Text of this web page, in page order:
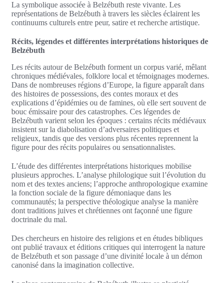
La symbolique associée à Belzébuth reste vivante. Les
représentations de Belzébuth à travers les siècles éclairent les
continuums culturels entre peur, satire et recherche artistique.
Récits, légendes et différentes interprétations historiques de
Belzébuth
Les récits autour de Belzébuth forment un corpus varié, mêlant
chroniques médiévales, folklore local et témoignages modernes.
Dans de nombreuses régions d’Europe, la figure apparaît dans
des histoires de possessions, des contes moraux et des
explications d’épidémies ou de famines, où elle sert souvent de
bouc émissaire pour des catastrophes. Ces légendes de
Belzébuth varient selon les époques : certains récits médiévaux
insistent sur la diabolisation d’adversaires politiques et
religieux, tandis que des versions plus récentes reprennent la
figure pour des récits populaires ou sensationnalistes.
L’étude des différentes interprétations historiques mobilise
plusieurs approches. L’analyse philologique suit l’évolution du
nom et des textes anciens; l’approche anthropologique examine
la fonction sociale de la figure démoniaque dans les
communautés; la perspective théologique analyse la manière
dont traditions juives et chrétiennes ont façonné une figure
doctrinale du mal.
Des chercheurs en histoire des religions et en études bibliques
ont publié travaux et éditions critiques qui interrogent la nature
de Belzébuth et son passage d’une divinité locale à un démon
canonisé dans la imagination collective.